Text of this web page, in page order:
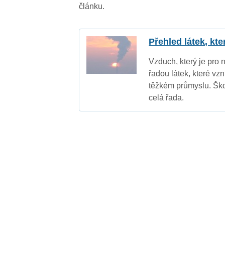
článku.
Přehled látek,
Vzduch, který je pro
řadou látek, které
těžkém průmyslu.
celá řada.